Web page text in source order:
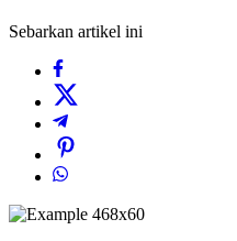
Sebarkan artikel ini